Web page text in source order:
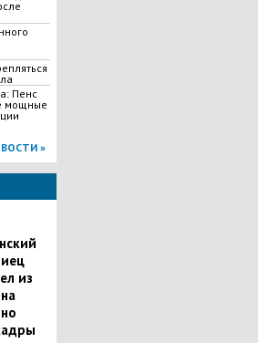
Пенс
мощные
»
из